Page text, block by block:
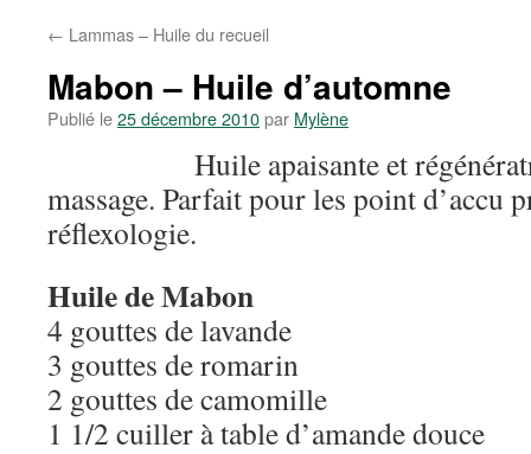
← Lammas – Huile du recueil
Mabon – Huile d’automne
Publié le25 décembre 2010par Mylène
Huile apaisante et
massage. Parfait pour les point d’accu
réflexologie.
Huile de Mabon
4 gouttes de lavande
3 gouttes de romarin
2 gouttes de camomille
1 1/2 cuiller à table d’amande douce